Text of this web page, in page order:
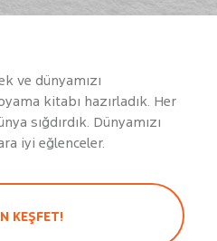
ve dünyamızı
kitabı hazırladık. Her
sığdırdık. Dünyamızı
iyi eğlenceler.
KEŞFET!